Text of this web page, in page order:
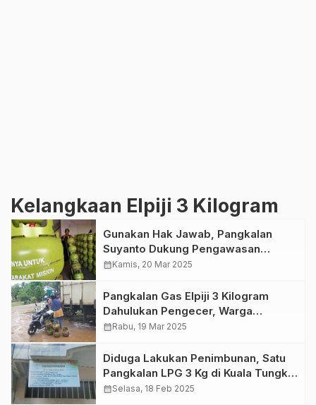
Kelangkaan Elpiji 3 Kilogram
Gunakan Hak Jawab, Pangkalan
Suyanto Dukung Pengawasan
Terhadap Pangkalan Gas Elpiji
calendar_monthKamis, 20 Mar 2025
Pangkalan Gas Elpiji 3 Kilogram
Dahulukan Pengecer, Warga
Mengeluh Sulit Mendapatkan Gas
calendar_monthRabu, 19 Mar 2025
Diduga Lakukan Penimbunan, Satu
Pangkalan LPG 3 Kg di Kuala Tungkal
Diputus Kontrak oleh Pertamina
calendar_monthSelasa, 18 Feb 2025